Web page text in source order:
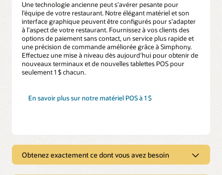
Une technologie ancienne peut s’avérer pesante pour
l’équipe de votre restaurant. Notre élégant matériel et son
interface graphique peuvent être configurés pour s’adapter
à l’aspect de votre restaurant. Fournissez à vos clients des
options de paiement sans contact, un service plus rapide et
une précision de commande améliorée grâce à Simphony.
Effectuez une mise à niveau dès aujourd’hui pour obtenir de
nouveaux terminaux et de nouvelles tablettes POS pour
seulement 1 $ chacun.
En savoir plus sur notre matériel POS à 1 $
Obtenez exactement ce dont vous avez besoin